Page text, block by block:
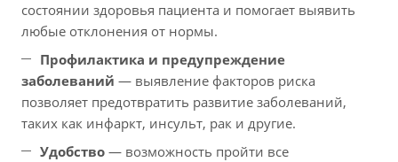
состоянии здоровья пациента и помогает выявить
любые отклонения от нормы.
Профилактика и предупреждение
заболеваний — выявление факторов риска
позволяет предотвратить развитие заболеваний,
таких как инфаркт, инсульт, рак и другие.
Удобство — возможность пройти все